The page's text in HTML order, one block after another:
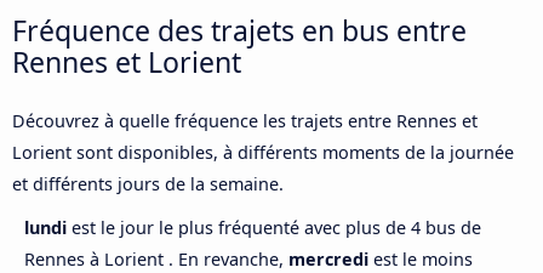
Fréquence des trajets en bus entre
Rennes et Lorient
Découvrez à quelle fréquence les trajets entre Rennes et
Lorient sont disponibles, à différents moments de la journée
et différents jours de la semaine.
lundi est le jour le plus fréquenté avec plus de 4 bus de
Rennes à Lorient . En revanche, mercredi est le moins